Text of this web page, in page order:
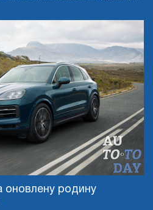
оновлену родину